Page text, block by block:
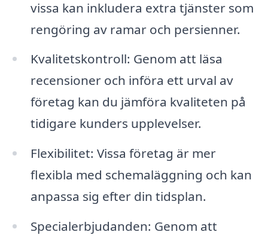
vissa kan inkludera extra tjänster som
rengöring av ramar och persienner.
Kvalitetskontroll: Genom att läsa
recensioner och införa ett urval av
företag kan du jämföra kvaliteten på
tidigare kunders upplevelser.
Flexibilitet: Vissa företag är mer
flexibla med schemaläggning och kan
anpassa sig efter din tidsplan.
Specialerbjudanden: Genom att